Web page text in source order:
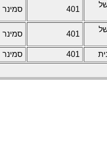
401 סמינר
401 סמינר
401
סמינר